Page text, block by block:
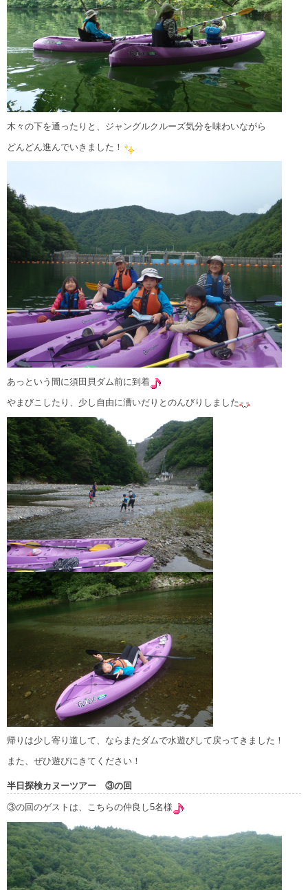
木々の下を通ったりと、ジャングルクルーズ気分を味わいながら
どんどん進んでいきました！
あっという間に須田貝ダム前に到着
やまびこしたり、少し自由に漕いだりとのんびりしました
帰りは少し寄り道して、ならまたダムで水遊びして戻ってきました！
また、ぜひ遊びにきてください！
半日探検カヌーツアー ③の回
③の回のゲストは、こちらの仲良し5名様